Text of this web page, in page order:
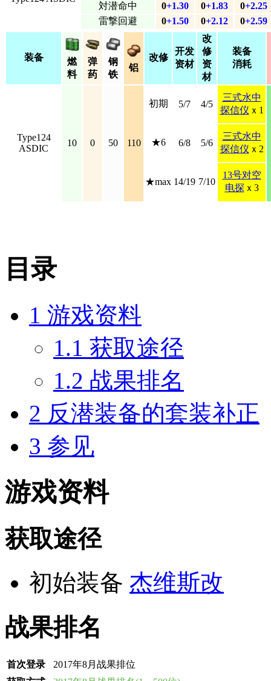
対潜命中 0+1.30 0+1.83 0+2.25
雷撃回避
0+1.50 0+2.12 0+2.59
装备
燃
料
弹
药
钢
铁
铝
改修
开发
资材
改
修
资
材
装备
消耗
Type124
ASDIC
10 0 50 110
初期 5/7 4/5
三式水中
探信仪 ｘ1
★6 6/8 5/6
三式水中
探信仪 ｘ2
★max 14/19 7/10
13号对空
电探 ｘ3
目录
1 游戏资料
1.1 获取途径
1.2 战果排名
2 反潜装备的套装补正
3 参见
游戏资料
获取途径
初始装备 杰维斯改
战果排名
首次登录
2017年8月战果排位